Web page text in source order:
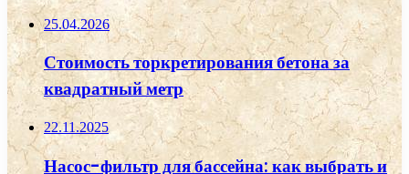
25.04.2026
Стоимость торкретирования бетона за
квадратный метр
22.11.2025
Насос-фильтр для бассейна: как выбрать и